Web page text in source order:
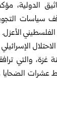
الدولية،
التجويع
الأعزل.
غزة، والتي
الضحايا